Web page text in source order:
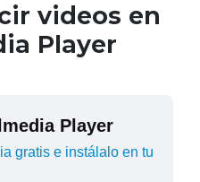
videos en
Player
Player
gratis e instálalo en tu